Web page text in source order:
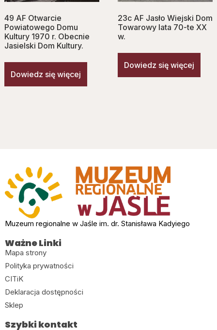
49 AF Otwarcie
Powiatowego Domu
Kultury 1970 r. Obecnie
Jasielski Dom Kultury.
Dowiedz się więcej
23c AF Jasło Wiejski Dom
Towarowy lata 70-te XX
w.
Dowiedz się więcej
Muzeum regionalne w Jaśle im. dr. Stanisława Kadyiego
Ważne Linki
Mapa strony
Polityka prywatności
CITiK
Deklaracja dostępności
Sklep
Szybki kontakt